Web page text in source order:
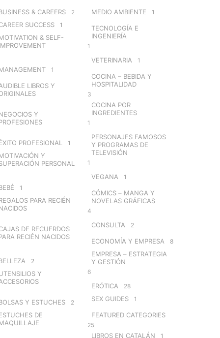
& CAREERS 2
SUCCESS 1
& SELF-
1
LIBROS Y
Y
PROFESIONAL 1
Y
PERSONAL
1
PARA RECIÉN
DE RECUERDOS
RECIÉN NACIDOS
2
Y
Y ESTUCHES 2
DE
MEDIO AMBIENTE 1
TECNOLOGÍA E
INGENIERÍA
1
VETERINARIA 1
COCINA – BEBIDA Y
HOSPITALIDAD
3
COCINA POR
INGREDIENTES
1
PERSONAJES FAMOSOS
Y PROGRAMAS DE
TELEVISIÓN
1
VEGANA 1
CÓMICS – MANGA Y
NOVELAS GRÁFICAS
4
CONSULTA 2
ECONOMÍA Y EMPRESA 8
EMPRESA – ESTRATEGIA
Y GESTIÓN
6
ERÓTICA 28
SEX GUIDES 1
FEATURED CATEGORIES
25
LIBROS EN CATALÁN 1